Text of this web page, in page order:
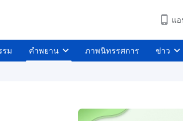
แ
รม คำพยาน ภาพนิทรรศการ ข่าว